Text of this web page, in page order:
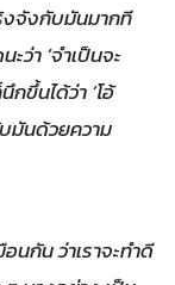
จังกับมันมากที
า ‘จำเป็นจะ
ขึ้นได้ว่า ‘โอ้
มันด้วยความ
นกัน ว่าเราจะทำดี